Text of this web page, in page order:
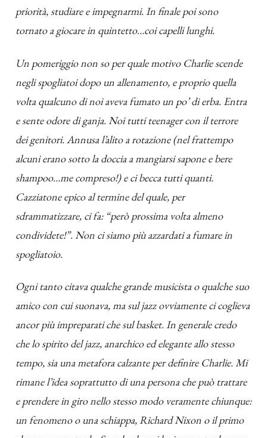
priorità, studiare e impegnarmi. In finale poi sono
tornato a giocare in quintetto…coi capelli lunghi.
Un pomeriggio non so per quale motivo Charlie scende
negli spogliatoi dopo un allenamento, e proprio quella
volta qualcuno di noi aveva fumato un po’ di erba. Entra
e sente odore di ganja. Noi tutti teenager con il terrore
dei genitori. Annusa l’alito a rotazione (nel frattempo
alcuni erano sotto la doccia a mangiarsi sapone e bere
shampoo…me compreso!) e ci becca tutti quanti.
Cazziatone epico al termine del quale, per
sdrammatizzare, ci fa: “però prossima volta almeno
condividete!”. Non ci siamo più azzardati a fumare in
spogliatoio.
Ogni tanto citava qualche grande musicista o qualche suo
amico con cui suonava, ma sul jazz ovviamente ci coglieva
ancor più impreparati che sul basket. In generale credo
che lo spirito del jazz, anarchico ed elegante allo stesso
tempo, sia una metafora calzante per definire Charlie. Mi
rimane l’idea soprattutto di una persona che può trattare
e prendere in giro nello stesso modo veramente chiunque:
un fenomeno o una schiappa, Richard Nixon o il primo